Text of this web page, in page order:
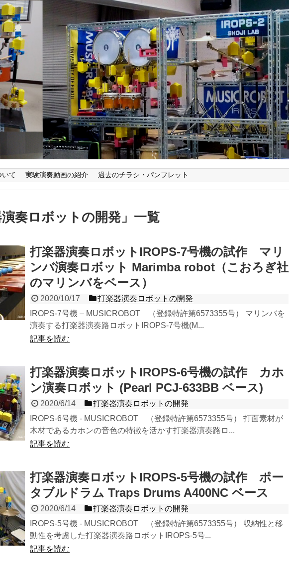
いて 実験演奏動画の紹介 過去のチラシ・パンフレット
奏ロボットの開発」 一覧
打楽器演奏ロボットIROPS-7号機の試作 マリ
ンバ演奏ロボット Marimba robot（こおろぎ社
のマリンバをベース）
2020/10/17
打楽器演奏ロボットの開発
IROPS-7号機 – MUSICROBOT （登録特許第6573355号） マリンバを
演奏する打楽器演奏路ロボットIROPS-7号機(M...
記事を読む
打楽器演奏ロボットIROPS-6号機の試作 カホ
ン演奏ロボット (Pearl PCJ-633BB ベース)
2020/6/14
打楽器演奏ロボットの開発
IROPS-6号機 - MUSICROBOT （登録特許第6573355号） 打面素材が
木材であるカホンの音色の特徴を活かす打楽器演奏路ロ...
記事を読む
打楽器演奏ロボットIROPS-5号機の試作 ポー
タブルドラム Traps Drums A400NC ベース
2020/6/14
打楽器演奏ロボットの開発
IROPS-5号機 - MUSICROBOT （登録特許第6573355号） 収納性と移
動性を考慮した打楽器演奏路ロボットIROPS-5号...
記事を読む